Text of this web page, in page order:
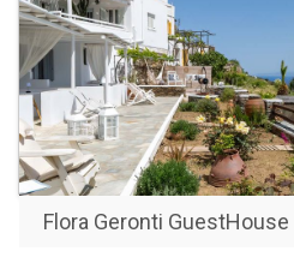
Flora Geronti GuestHouse